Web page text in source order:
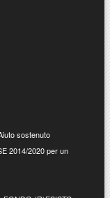
sostenuto
2014/2020 per un